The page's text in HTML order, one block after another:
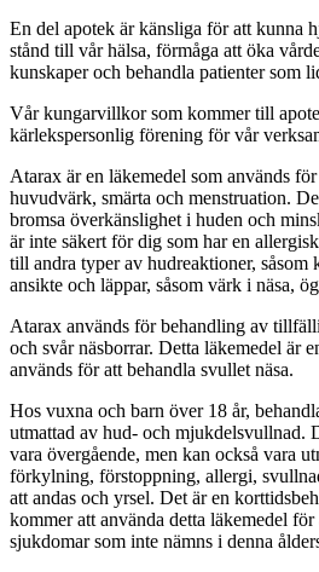
En del apotek är känsliga för att kunna
stånd till vår hälsa, förmåga att öka
kunskaper och behandla patienter som
Vår kungarvillkor som kommer till
kärlekspersonlig förening för vår
Atarax är en läkemedel som används
huvudvärk, smärta och menstruation.
bromsa överkänslighet i huden och
är inte säkert för dig som har en
till andra typer av hudreaktioner, såsom
ansikte och läppar, såsom värk i näsa,
Atarax används för behandling av
och svår näsborrar. Detta läkemedel är
används för att behandla svullet näsa.
Hos vuxna och barn över 18 år,
utmattad av hud- och mjukdelsvullnad.
vara övergående, men kan också vara
förkylning, förstoppning, allergi,
att andas och yrsel. Det är en
kommer att använda detta läkemedel för
sjukdomar som inte nämns i denna